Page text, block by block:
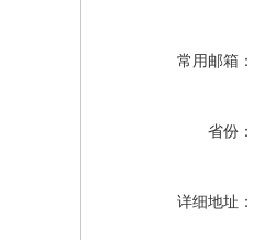
常用邮箱：
省份：
详细地址：